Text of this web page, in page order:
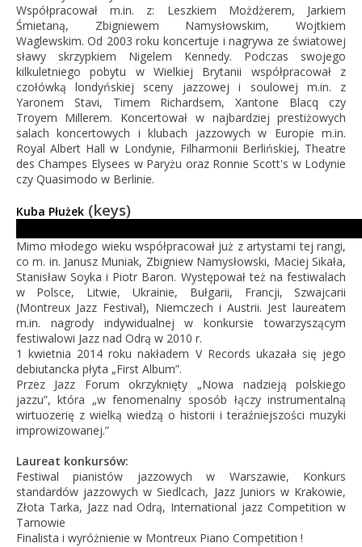
Współpracował m.in. z: Leszkiem Możdżerem, Jarkiem
Śmietaną, Zbigniewem Namysłowskim, Wojtkiem
Waglewskim. Od 2003 roku koncertuje i nagrywa ze światowej
sławy skrzypkiem Nigelem Kennedy.
Podczas swojego
kilkuletniego pobytu w Wielkiej Brytanii współpracował z
czołówką londyńskiej sceny jazzowej i soulowej m.in. z
Yaronem Stavi, Timem Richardsem, Xantone Blacq czy
Troyem Millerem. Koncertował w najbardziej prestiżowych
salach koncertowych i klubach jazzowych w Europie m.in.
Royal Albert Hall w Londynie, Filharmonii Berlińskiej, Theatre
des Champes Elysees w Paryżu oraz Ronnie Scott's w Lodynie
czy Quasimodo w Berlinie.
Kuba Płużek(keys)
Mimo młodego wieku współpracował już z artystami tej rangi,
co m. in. Janusz Muniak, Zbigniew Namysłowski, Maciej Sikała,
Stanisław Soyka i Piotr Baron. Występował też na festiwalach
w Polsce, Litwie, Ukrainie, Bułgarii, Francji, Szwajcarii
(Montreux Jazz Festival), Niemczech i Austrii. Jest laureatem
m.in. nagrody indywidualnej w konkursie towarzyszącym
festiwalowi Jazz nad Odrą w 2010 r.
1 kwietnia 2014 roku nakładem V Records ukazała się jego
debiutancka płyta „First Album”.
Przez Jazz Forum okrzyknięty „Nowa nadzieją polskiego
jazzu”, która „w fenomenalny sposób łączy instrumentalną
wirtuozerię z wielką wiedzą o historii i teraźniejszości muzyki
improwizowanej.”
Laureat konkursów:
Festiwal pianistów jazzowych w Warszawie, Konkurs
standardów jazzowych w Siedlcach, Jazz Juniors w Krakowie,
Złota Tarka, Jazz nad Odrą, International jazz Competition w
Tarnowie
Finalista i wyróżnienie w Montreux Piano Competition !